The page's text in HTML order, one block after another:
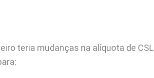
teria mudanças na alíquota de